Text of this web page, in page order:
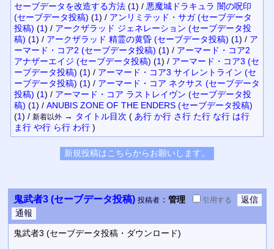
セーブデータを改造する方法 (1) / 悪魔城ドラキュラ 闇の呪印
(セーブデータ投稿) (1) / アンリミテッド・サガ (セーブデータ
投稿) (1) / アークザラッド ジェネレーション (セーブデータ投
稿) (1) / アークザラッド 精霊の黄昏 (セーブデータ投稿) (1) / ア
ーマード・コア2 (セーブデータ投稿) (1) / アーマード・コア2
アナザーエイジ (セーブデータ投稿) (1) / アーマード・コア3 (セ
ーブデータ投稿) (1) / アーマード・コア3 サイレントライン (セ
ーブデータ投稿) (1) / アーマード・コア ネクサス (セーブデータ
投稿) (1) / アーマード・コア ラストレイヴン (セーブデータ投
稿) (1) / ANUBIS ZONE OF THE ENDERS (セーブデータ投稿)
(1) / 新着以外 → タイトル目次 ( あ行 か行 さ行 た行 な行 は行
ま行 や行 ら行 わ行 )
鬼武者3 (セーブデータ投稿) 投稿者： 管理 引用する
鬼武者3 (セーブデータ投稿・ダウンロード)